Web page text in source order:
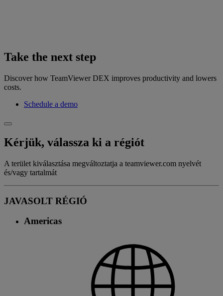
Take the next step
Discover how TeamViewer DEX improves productivity and lowers
costs.
Schedule a demo
Kérjük, válassza ki a régiót
A terület kiválasztása megváltoztatja a teamviewer.com nyelvét
és/vagy tartalmát
JAVASOLT RÉGIÓ
Americas